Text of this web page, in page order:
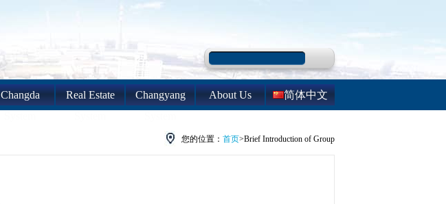
Changda
Real Estate
Changyang
About Us 简体中文
您的位置： 首页>Brief Introduction of Group